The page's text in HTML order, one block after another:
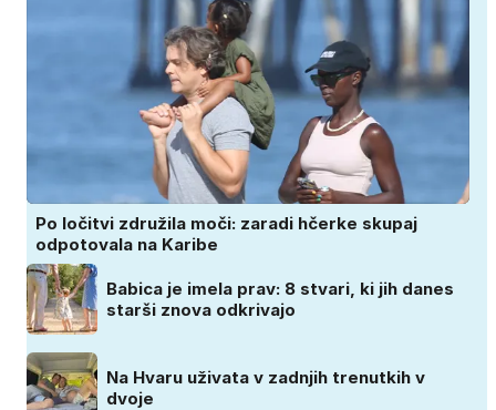
Po ločitvi združila moči: zaradi hčerke skupaj
odpotovala na Karibe
Babica je imela prav: 8 stvari, ki jih danes
starši znova odkrivajo
Na Hvaru uživata v zadnjih trenutkih v
dvoje